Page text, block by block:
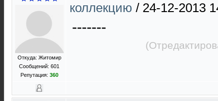
Откуда: Житомир
Сообщений: 601
Репутация: 360
коллекцию / 24-12-2013
-------